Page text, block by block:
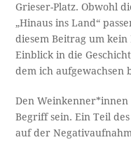
Grieser-Platz. Obwohl
„Hinaus ins Land“
diesem Beitrag um
Einblick in die
dem ich aufgewachsen
Den
Begriff sein. Ein Teil
auf der